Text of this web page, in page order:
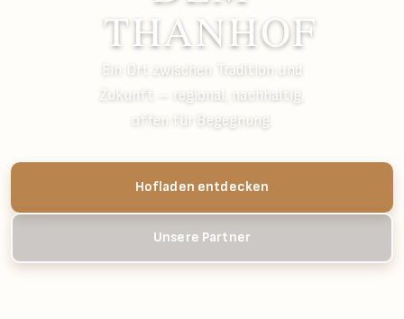
THANHOF
Ein Ort zwischen Tradition und
Zukunft – regional, nachhaltig,
offen für Begegnung.
Hofladen entdecken
Unsere Partner